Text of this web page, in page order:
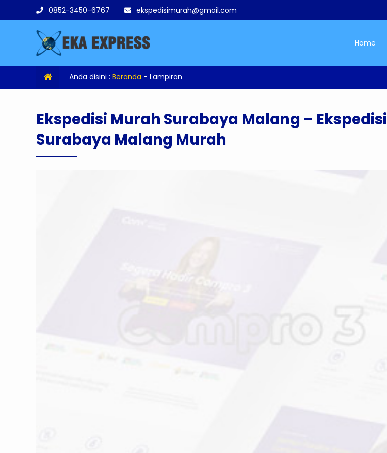
0852-3450-6767 ekspedisimurah@gmail.com
Home
Anda disini : Beranda - Lampiran
Ekspedisi Murah Surabaya Malang – Ekspedisi
Surabaya Malang Murah